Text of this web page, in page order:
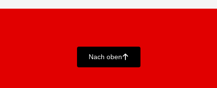
Nach oben􀄨